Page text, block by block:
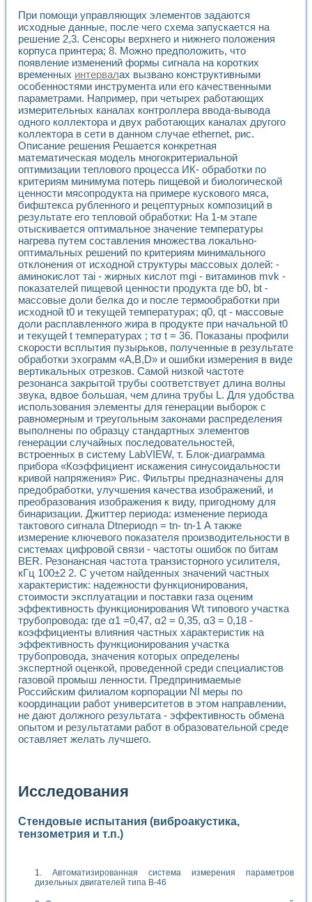
При помощи управляющих элементов задаются
исходные данные, после чего схема запускается на
решение 2,3. Сенсоры верхнего и нижнего положения
корпуса принтера; 8. Можно предположить, что
появление изменений формы сигнала на коротких
временных интервалах вызвано конструктивными
особенностями инструмента или его качественными
параметрами. Например, при четырех работающих
измерительных каналах контроллера ввода-вывода
одного коллектора и двух работающих каналах другого
коллектора в сети в данном случае ethernet, рис.
Описание решения Решается конкретная
математическая модель многокритериальной
оптимизации теплового процесса ИК- обработки по
критериям минимума потерь пищевой и биологической
ценности мясопродукта на примере кускового мяса,
бифштекса рубленного и рецептурных композиций в
результате его тепловой обработки: На 1-м этапе
отыскивается оптимальное значение температуры
нагрева путем составления множества локально-
оптимальных решений по критериям минимального
отклонения от исходной структуры массовых долей: -
аминокислот таi - жирных кислот mgi - витаминов mvk -
показателей пищевой ценности продукта где b0, bt -
массовые доли белка до и после термообработки при
исходной t0 и текущей температурах; q0, qt - массовые
доли расплавленного жира в продукте при начальной t0
и текущей t температурах ; тσ t = 36. Показаны профили
скорости всплытия пузырьков, полученные в результате
обработки эхограмм «A,B,D» и ошибки измерения в виде
вертикальных отрезков. Самой низкой частоте
резонанса закрытой трубы соответствует длина волны
звука, вдвое большая, чем длина трубы L. Для удобства
использования элементы для генерации выборок с
равномерным и треугольным законами распределения
выполнены по образцу стандартных элементов
генерации случайных последовательностей,
встроенных в систему LabVIEW, т. Блок-диаграмма
прибора «Коэффициент искажения синусоидальности
кривой напряжения» Рис. Фильтры предназначены для
предобработки, улучшения качества изображений, и
преобразования изображения к виду, пригодному для
бинаризации. Джиттер периода: изменение периода
тактового сигнала Dtпериодn = tn- tn-1 А также
измерение ключевого показателя производительности в
системах цифровой связи - частоты ошибок по битам
BER. Резонансная частота транзисторного усилителя,
кГц 100±2 2. С учетом найденных значений частных
характеристик: надежности функционирования,
стоимости эксплуатации и поставки газа оценим
эффективность функционирования Wt типового участка
трубопровода: где α1 =0,47, α2 = 0,35, α3 = 0,18 -
коэффициенты влияния частных характеристик на
эффективность функционирования участка
трубопровода, значения которых определены
экспертной оценкой, проведенной среди специалистов
газовой промыш ленности. Предпринимаемые
Российским филиалом корпорации NI меры по
координации работ университетов в этом направлении,
не дают должного результата - эффективность обмена
опытом и результатами работ в образовательной среде
оставляет желать лучшего.
Исследования
Стендовые испытания (виброакустика,
тензометрия и т.п.)
Автоматизированная система измерения параметров
дизельных двигателей типа В-46